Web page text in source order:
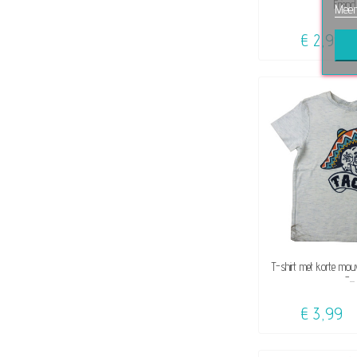
€ 2,99
T-shirt met korte
-...
€ 3,99